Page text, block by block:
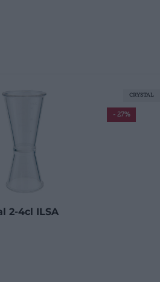
2-4cl ILSA
- 27%
CRYSTAL